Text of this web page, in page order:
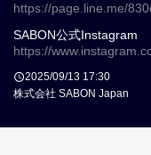
https://page.line.me/
SABON公式Instagram
https://
2025/09/13 17:30
株式会社 SABON Japan